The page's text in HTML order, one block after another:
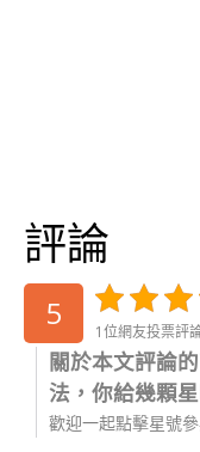
評論
5 1位網友投票評
關於本文評論
法，你給幾顆
歡迎一起點擊星號參